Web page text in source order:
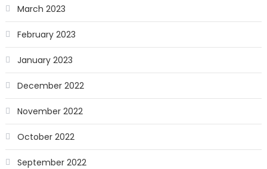
March 2023
February 2023
January 2023
December 2022
November 2022
October 2022
September 2022